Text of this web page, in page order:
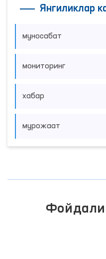
Янгиликлар
муносабат
мониторинг
хабар
мурожаат
Фойдали